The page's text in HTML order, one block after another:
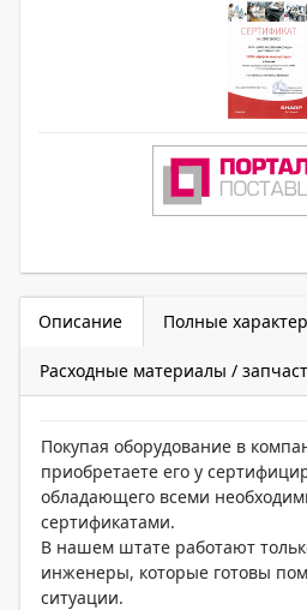
Описание Полные
Расходные материалы /
Покупая оборудование в
приобретаете его у
обладающего всеми
сертификатами.
В нашем штате работают
инженеры, которые готовы
ситуации.